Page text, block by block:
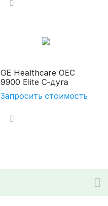
GE Healthcare OEC
9900 Elite С-дуга
Запросить стоимость